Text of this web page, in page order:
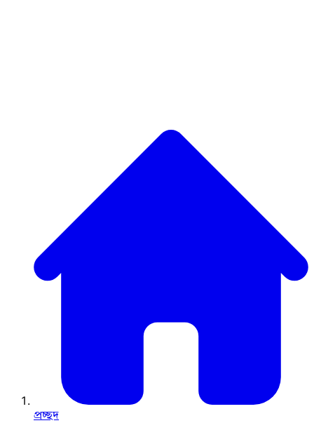
প্রচ্ছদ